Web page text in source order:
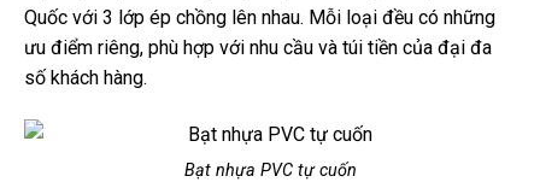
Quốc với 3 lớp ép chồng lên nhau. Mỗi loại đều có những
ưu điểm riêng, phù hợp với nhu cầu và túi tiền của đại đa
số khách hàng.
Bạt nhựa PVC tự cuốn